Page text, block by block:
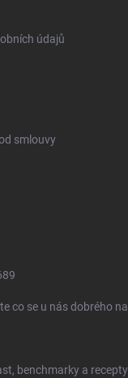
údajů
smlouvy
co se u nás dobrého
benchmarky a